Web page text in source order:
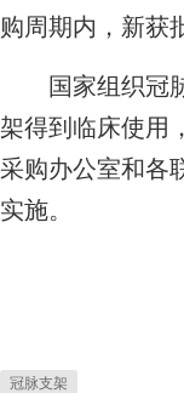
购周期内，新获
国家组织冠脉
架得到临床使用
采购办公室和各
实施。
冠脉支架